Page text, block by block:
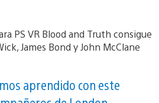
aprendido con este